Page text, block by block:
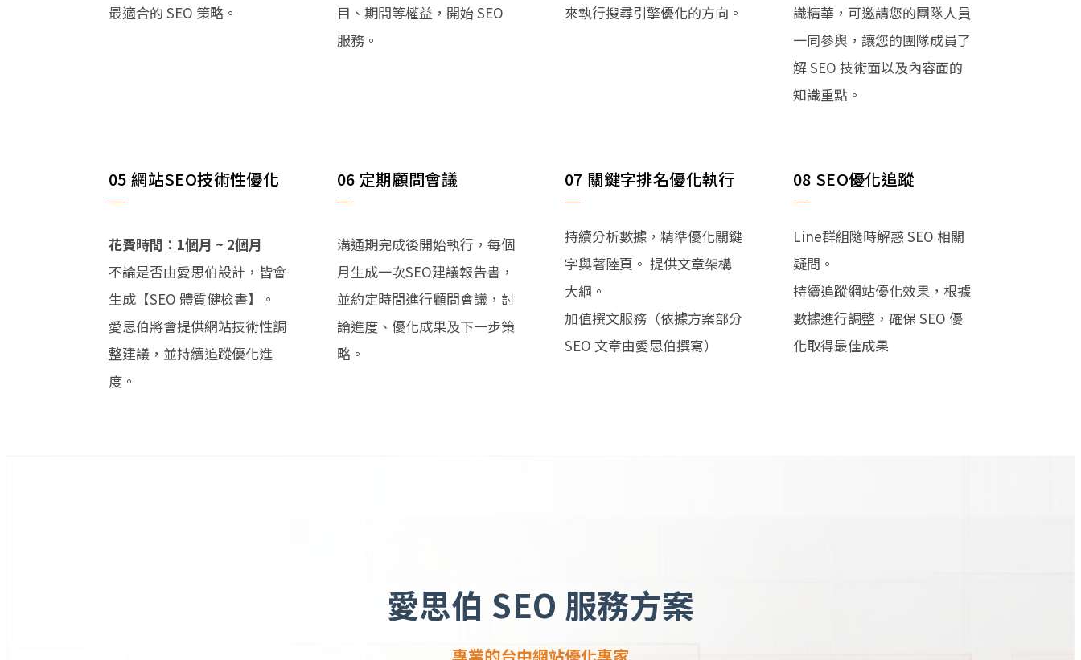
最適合的 SEO 策略。
目、期間等權益，開始 SEO
服務。
來執行搜尋引擎優化的方向。
識精華，可邀請您的團隊人員
一同參與，讓您的團隊成員了
解 SEO 技術面以及內容面的
知識重點。
05 網站SEO技術性優化
花費時間：1個月 ~ 2個月
不論是否由愛思伯設計，皆會
生成【SEO 體質健檢書】。
愛思伯將會提供網站技術性調
整建議，並持續追蹤優化進
度。
06 定期顧問會議
溝通期完成後開始執行，每個
月生成一次SEO建議報告書，
並約定時間進行顧問會議，討
論進度、優化成果及下一步策
略。
07 關鍵字排名優化執行
持續分析數據，精準優化關鍵
字與著陸頁。 提供文章架構
大綱。
加值撰文服務（依據方案部分
SEO 文章由愛思伯撰寫）
08 SEO優化追蹤
Line群組隨時解惑 SEO 相關
疑問。
持續追蹤網站優化效果，根據
數據進行調整，確保 SEO 優
化取得最佳成果
愛思伯 SEO 服務方案